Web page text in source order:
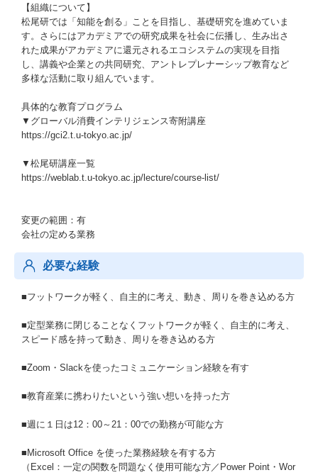
【組織について】
松尾研では「知能を創る」ことを目指し、基礎研究を進めていま
す。さらにはアカデミアでの研究成果を社会に伝播し、生み出さ
れた成果がアカデミアに還元されるエコシステムの実現を目指
し、講義や企業との共同研究、アントレプレナーシップ教育など
多様な活動に取り組んでいます。
具体的な教育プログラム
▼グローバル消費インテリジェンス寄附講座
https://gci2.t.u-tokyo.ac.jp/
▼松尾研講座一覧
https://weblab.t.u-tokyo.ac.jp/lecture/course-list/
変更の範囲：有
会社の定める業務
必要な経験
■フットワークが軽く、自主的に考え、動き、周りを巻き込める方
■定型業務に閉じることなくフットワークが軽く、自主的に考え、
スピード感を持って動き、周りを巻き込める方
■Zoom・Slackを使ったコミュニケーション経験を有す
■教育産業に携わりたいという強い想いを持った方
■週に１日は12：00～21：00での勤務が可能な方
■Microsoft Office を使った業務経験を有する方
（Excel：一定の関数を問題なく使用可能な方／Power Point・Wor